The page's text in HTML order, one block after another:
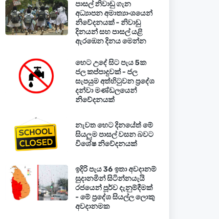
පාසල් නිවාඩු ගැන
අධ්‍යාපන අමාත්‍යාංශයෙන්
නිවේදනයක් - නිවාඩු
දිනයන් සහ පාසල් යළි
ඇරඹෙන දිනය මෙන්න
හෙට උදේ සිට පැය 5ක
ජල කප්පාදුවක් - ජල
සැපයුම අත්හිටුවන ප්‍රදේශ
දන්වා මණ්ඩලයෙන්
නිවේදනයක්
නැවත හෙට දිනයේත් මේ
සියලුම පාසල් වසන බවට
විශේෂ නිවේදනයක්
ඉදිරි පැය 36 ඉතා අවදානම්
සුදානමින් සිටින්නයැයි
රජයෙන් පූර්ව දැනුම්දීමක්
- මේ ප්‍රදේශ සියල්ල ලොකු
අවදානමක